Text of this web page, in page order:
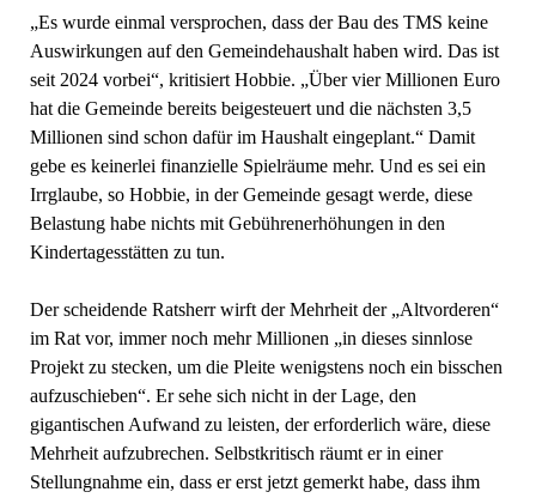
„Es wurde einmal versprochen, dass der Bau des TMS keine
Auswirkungen auf den Gemeindehaushalt haben wird. Das ist
seit 2024 vorbei“, kritisiert Hobbie. „Über vier Millionen Euro
hat die Gemeinde bereits beigesteuert und die nächsten 3,5
Millionen sind schon dafür im Haushalt eingeplant.“ Damit
gebe es keinerlei finanzielle Spielräume mehr. Und es sei ein
Irrglaube, so Hobbie, in der Gemeinde gesagt werde, diese
Belastung habe nichts mit Gebührenerhöhungen in den
Kindertagesstätten zu tun.
Der scheidende Ratsherr wirft der Mehrheit der „Altvorderen“
im Rat vor, immer noch mehr Millionen „in dieses sinnlose
Projekt zu stecken, um die Pleite wenigstens noch ein bisschen
aufzuschieben“. Er sehe sich nicht in der Lage, den
gigantischen Aufwand zu leisten, der erforderlich wäre, diese
Mehrheit aufzubrechen. Selbstkritisch räumt er in einer
Stellungnahme ein, dass er erst jetzt gemerkt habe, dass ihm